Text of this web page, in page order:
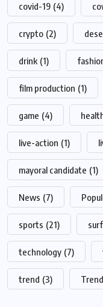
covid-19 (4)
crypto (2)
drink (1)
film production (1)
game (4)
live-action (1)
mayoral candidate (1)
News (7)
sports (21)
technology (7)
trend (3)